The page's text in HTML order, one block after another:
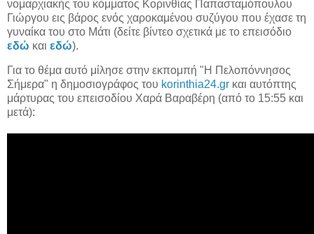
νομαρχιακής του κόμματος Κορινθίας Παπασταμόπουλου
Γιώργου εις βάρος ενός χαροκαμένου συζύγου που έχασε τη
γυναίκα του στο Μάτι (δείτε βίντεο σχετικά με το επεισόδιο
εδώ και εδώ).
Για το θέμα αυτό μίλησε στην εκπομπή "Η Πελοπόννησος
Σήμερα" η δημοσιογράφος του korinthia24.gr και αυτόπτης
μάρτυρας του επεισοδίου Χαρά Βαραβέρη (από το 15:55 και
μετά):